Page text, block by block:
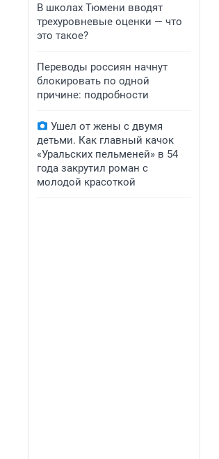
В школах Тюмени вводят
трехуровневые оценки — что
это такое?
Переводы россиян начнут
блокировать по одной
причине: подробности
Ушел от жены с двумя
детьми. Как главный качок
«Уральских пельменей» в 54
года закрутил роман с
молодой красоткой